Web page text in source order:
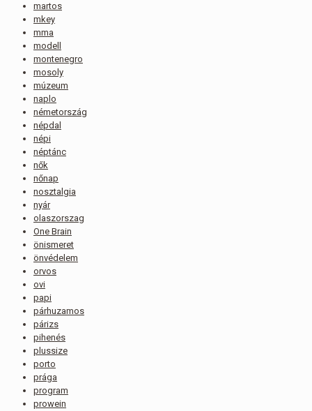
martos
mkey
mma
modell
montenegro
mosoly
múzeum
naplo
németország
népdal
népi
néptánc
nők
nőnap
nosztalgia
nyár
olaszorszag
One Brain
önismeret
önvédelem
orvos
ovi
papi
párhuzamos
párizs
pihenés
plussize
porto
prága
program
prowein